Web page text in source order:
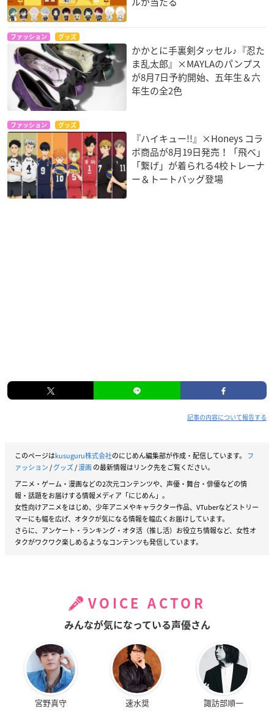
ファッション グッズ
かかとに手裏剣タッセル♪『忍た
ま乱太郎』×MAYLAのパンプス
が8月7日予約開始、五年生＆六
年生の全2色
ファッション グッズ
『ハイキュー!!』×Honeys コラ
ボ商品が8月19日発売！「飛べ」
「繋げ」が着られる4校トレーナ
ー＆トートバッグ登場
記事の内容について報告する
このページはkusuguru株式会社のにじめん編集部が作成・配信しています。 フ
ァッション/グッズ/漫画の最新情報はリンク先をご覧ください。
アニメ・ゲーム・漫画などの2次元コンテンツや、声優・舞台・俳優などの情
報・話題をお届けする情報メディア「にじめん」。
女性向けアニメをはじめ、少年アニメやキャラクター作品、VTuberなどストリー
マーにも幅を広げ、オタクが気になる情報を幅広くお届けしています。
さらに、アンケート・ランキング・オタ活（推し活）お役立ち情報など、女性オ
タクがワクワク楽しめるようなコンテンツも発信しています。
VOICE ACTOR
みんなが気になっている声優さん
宮野真守 速水奨 諏訪部順一